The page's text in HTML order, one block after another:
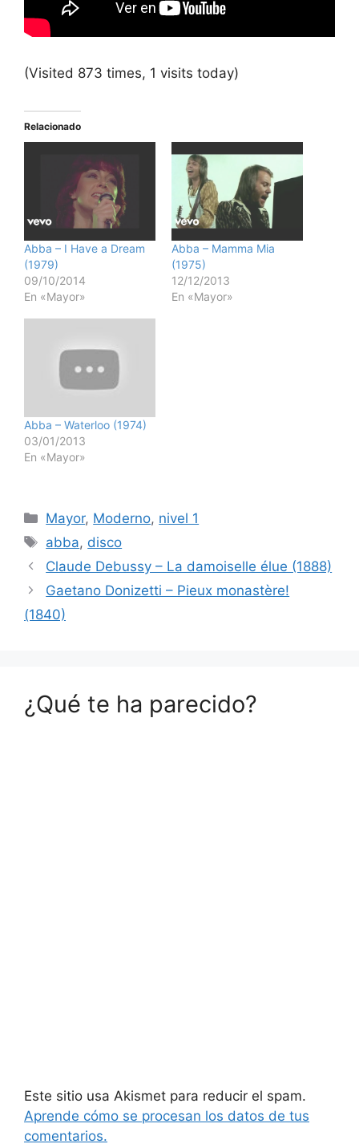
(Visited 873 times, 1 visits today)
Relacionado
Abba – I Have a Dream
(1979)
09/10/2014
En «Mayor»
Abba – Mamma Mia
(1975)
12/12/2013
En «Mayor»
Abba – Waterloo (1974)
03/01/2013
En «Mayor»
Categorías
Mayor, Moderno, nivel 1
Etiquetas
abba, disco
Claude Debussy – La damoiselle élue (1888)
Gaetano Donizetti – Pieux monastère!
(1840)
¿Qué te ha parecido?
Este sitio usa Akismet para reducir el spam.
Aprende cómo se procesan los datos de tus
comentarios.